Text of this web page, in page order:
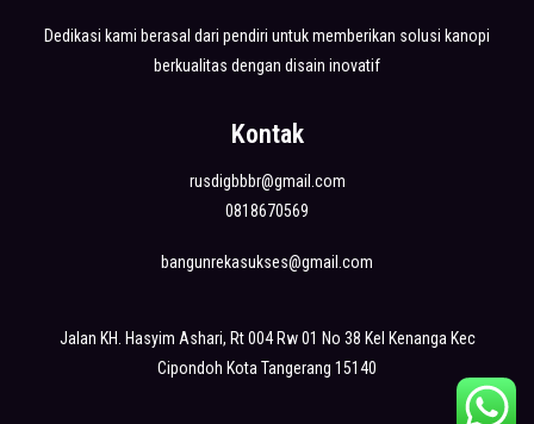
Dedikasi kami berasal dari pendiri untuk memberikan solusi kanopi
berkualitas dengan disain inovatif
Kontak
rusdigbbbr@gmail.com
0818670569
bangunrekasukses@gmail.com
Jalan KH. Hasyim Ashari, Rt 004 Rw 01 No 38 Kel Kenanga Kec
Cipondoh Kota Tangerang 15140